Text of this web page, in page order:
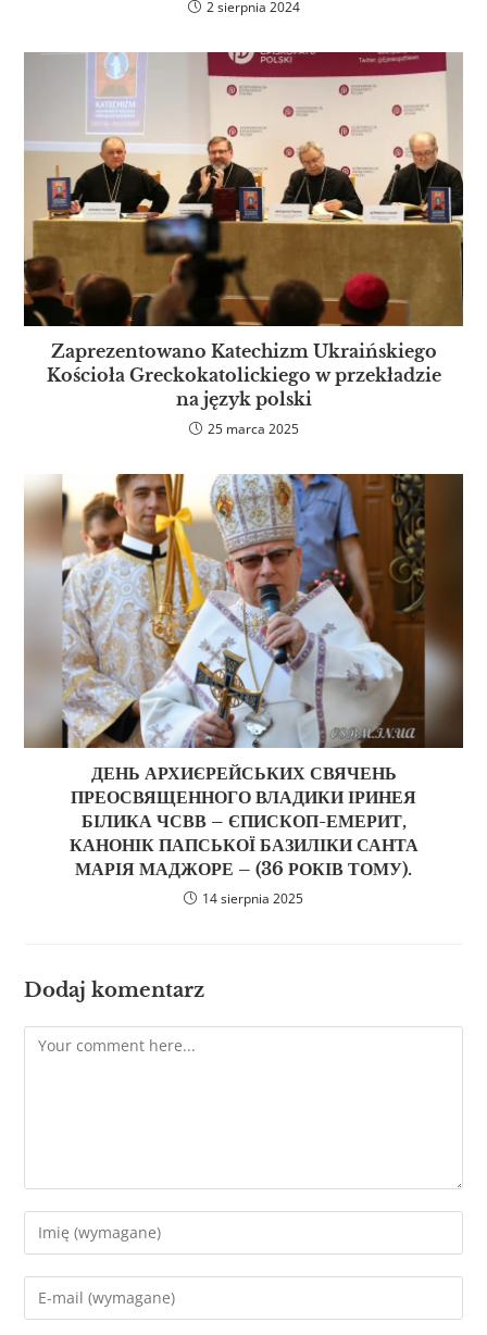
2 sierpnia 2024
Zaprezentowano Katechizm Ukraińskiego
Kościoła Greckokatolickiego w przekładzie
na język polski
25 marca 2025
ДЕНЬ АРХИЄРЕЙСЬКИХ СВЯЧЕНЬ
ПРЕОСВЯЩЕННОГО ВЛАДИКИ ІРИНЕЯ
БІЛИКА ЧСВВ – ЄПИСКОП-ЕМЕРИТ,
КАНОНІК ПАПСЬКОЇ БАЗИЛІКИ САНТА
МАРІЯ МАДЖОРЕ – (36 РОКІВ ТОМУ).
14 sierpnia 2025
Dodaj komentarz